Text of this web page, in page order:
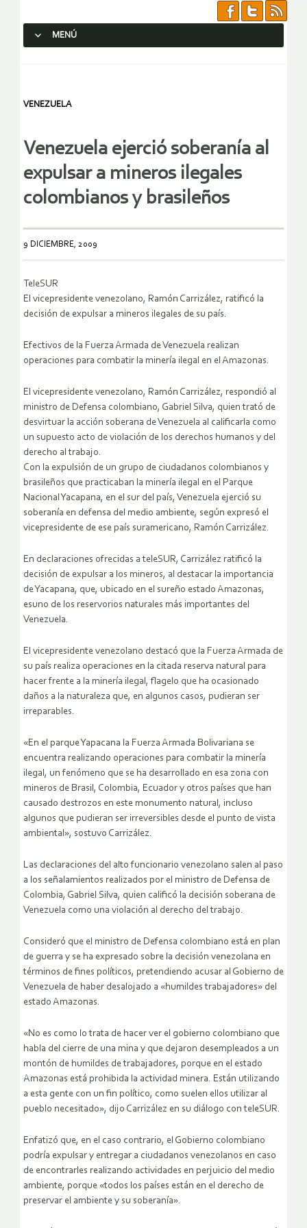
MENÚ
VENEZUELA
Venezuela ejerció soberanía al
expulsar a mineros ilegales
colombianos y brasileños
9 DICIEMBRE, 2009
TeleSUR
El vicepresidente venezolano, Ramón Carrizález, ratificó la
decisión de expulsar a mineros ilegales de su país.
Efectivos de la Fuerza Armada de Venezuela realizan
operaciones para combatir la minería ilegal en el Amazonas.
El vicepresidente venezolano, Ramón Carrizález, respondió al
ministro de Defensa colombiano, Gabriel Silva, quien trató de
desvirtuar la acción soberana de Venezuela al calificarla como
un supuesto acto de violación de los derechos humanos y del
derecho al trabajo.
Con la expulsión de un grupo de ciudadanos colombianos y
brasileños que practicaban la minería ilegal en el Parque
Nacional Yacapana, en el sur del país, Venezuela ejerció su
soberanía en defensa del medio ambiente, según expresó el
vicepresidente de ese país suramericano, Ramón Carrizález.
En declaraciones ofrecidas a teleSUR, Carrizález ratificó la
decisión de expulsar a los mineros, al destacar la importancia
de Yacapana, que, ubicado en el sureño estado Amazonas,
esuno de los reservorios naturales más importantes del
Venezuela.
El vicepresidente venezolano destacó que la Fuerza Armada de
su país realiza operaciones en la citada reserva natural para
hacer frente a la minería ilegal, flagelo que ha ocasionado
daños a la naturaleza que, en algunos casos, pudieran ser
irreparables.
«En el parque Yapacana la Fuerza Armada Bolivariana se
encuentra realizando operaciones para combatir la minería
ilegal, un fenómeno que se ha desarrollado en esa zona con
mineros de Brasil, Colombia, Ecuador y otros países que han
causado destrozos en este monumento natural, incluso
algunos que pudieran ser irreversibles desde el punto de vista
ambiental», sostuvo Carrizález.
Las declaraciones del alto funcionario venezolano salen al paso
a los señalamientos realizados por el ministro de Defensa de
Colombia, Gabriel Silva, quien calificó la decisión soberana de
Venezuela como una violación al derecho del trabajo.
Consideró que el ministro de Defensa colombiano está en plan
de guerra y se ha expresado sobre la decisión venezolana en
términos de fines políticos, pretendiendo acusar al Gobierno de
Venezuela de haber desalojado a «humildes trabajadores» del
estado Amazonas.
«No es como lo trata de hacer ver el gobierno colombiano que
habla del cierre de una mina y que dejaron desempleados a un
montón de humildes de trabajadores, porque en el estado
Amazonas está prohibida la actividad minera. Están utilizando
a esta gente con un fin político, como suelen ellos utilizar al
pueblo necesitado», dijo Carrizález en su diálogo con teleSUR.
Enfatizó que, en el caso contrario, el Gobierno colombiano
podría expulsar y entregar a ciudadanos venezolanos en caso
de encontrarles realizando actividades en perjuicio del medio
ambiente, porque «todos los países están en el derecho de
preservar el ambiente y su soberanía».